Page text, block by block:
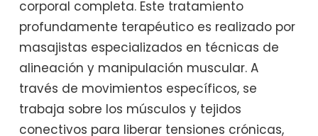
corporal completa. Este tratamiento
profundamente terapéutico es realizado por
masajistas especializados en técnicas de
alineación y manipulación muscular. A
través de movimientos específicos, se
trabaja sobre los músculos y tejidos
conectivos para liberar tensiones crónicas,